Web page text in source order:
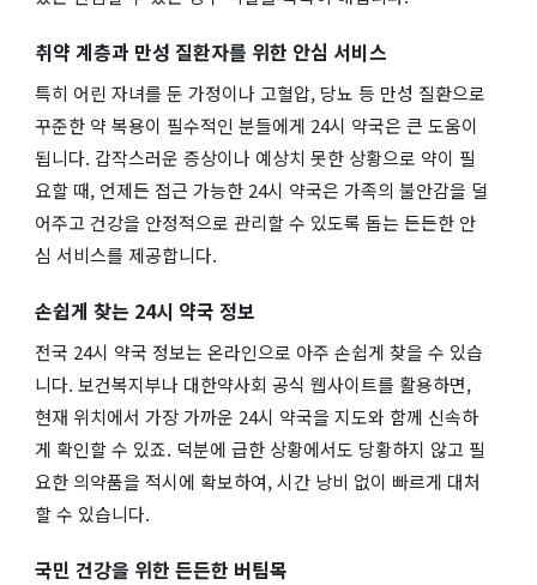
취약 계층과 만성 질환자를 위한 안심 서비스
특히 어린 자녀를 둔 가정이나 고혈압, 당뇨 등 만성 질환으로
꾸준한 약 복용이 필수적인 분들에게 24시 약국은 큰 도움이
됩니다. 갑작스러운 증상이나 예상치 못한 상황으로 약이 필
요할 때, 언제든 접근 가능한 24시 약국은 가족의 불안감을 덜
어주고 건강을 안정적으로 관리할 수 있도록 돕는 든든한 안
심 서비스를 제공합니다.
손쉽게 찾는 24시 약국 정보
전국 24시 약국 정보는 온라인으로 아주 손쉽게 찾을 수 있습
니다. 보건복지부나 대한약사회 공식 웹사이트를 활용하면,
현재 위치에서 가장 가까운 24시 약국을 지도와 함께 신속하
게 확인할 수 있죠. 덕분에 급한 상황에서도 당황하지 않고 필
요한 의약품을 적시에 확보하여, 시간 낭비 없이 빠르게 대처
할 수 있습니다.
국민 건강을 위한 든든한 버팀목